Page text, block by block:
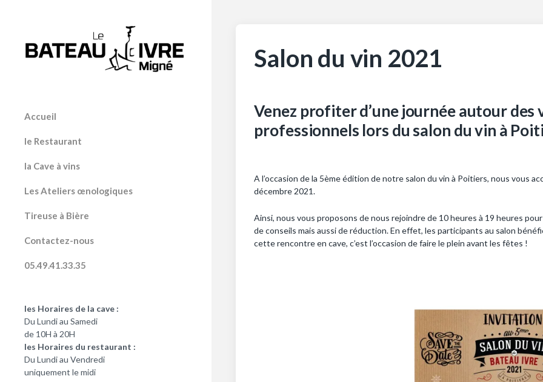
Accueil
le Restaurant
la Cave à vins
Les Ateliers œnologiques
Tireuse à Bière
Contactez-nous
05.49.41.33.35
les Horaires de la cave :
Du Lundi au Samedi
de 10H à 20H
les Horaires du restaurant :
Du Lundi au Vendredi
uniquement le midi
Salon du vin 2021
Venez profiter d’une journée autour des
professionnels lors du salon du vin à
A l’occasion de la 5ème édition de notre salon du vin à Poitiers, nous vous
décembre 2021.
Ainsi, nous vous proposons de nous rejoindre de 10 heures à 19 heures
de conseils mais aussi de réduction. En effet, les participants au salon
cette rencontre en cave, c’est l’occasion de faire le plein avant les fêtes !